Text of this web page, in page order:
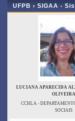
UFPB › SIGAA -
LUCIANA APARECIDA
OLIVEIRA
CCHLA -
SOCIAIS